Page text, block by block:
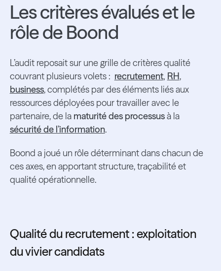
Les critères évalués et le
rôle de Boond
L’audit reposait sur une grille de critères qualité
couvrant plusieurs volets : recrutement, RH,
business, complétés par des éléments liés aux
ressources déployées pour travailler avec le
partenaire, de la maturité des processusà la
sécurité de l’information.
Boond a joué un rôle déterminant dans chacun de
ces axes, en apportant structure, traçabilité et
qualité opérationnelle.
Qualité du recrutement : exploitation
du vivier candidats